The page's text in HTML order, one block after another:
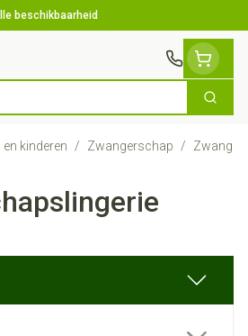
beschikbaarheid
Zoek
kinderen / Zwangerschap /